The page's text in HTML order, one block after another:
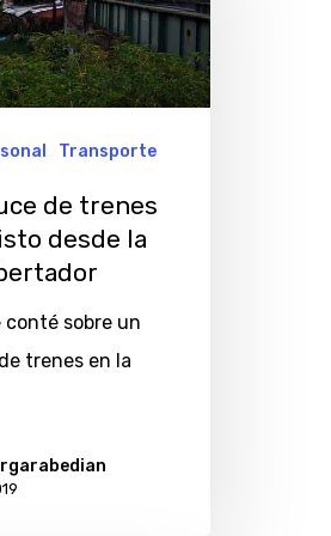
Transporte
de trenes
desde la
sobre un
trenes en la